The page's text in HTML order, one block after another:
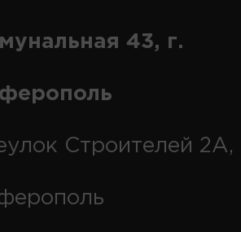
43, г.
Строителей 2А,